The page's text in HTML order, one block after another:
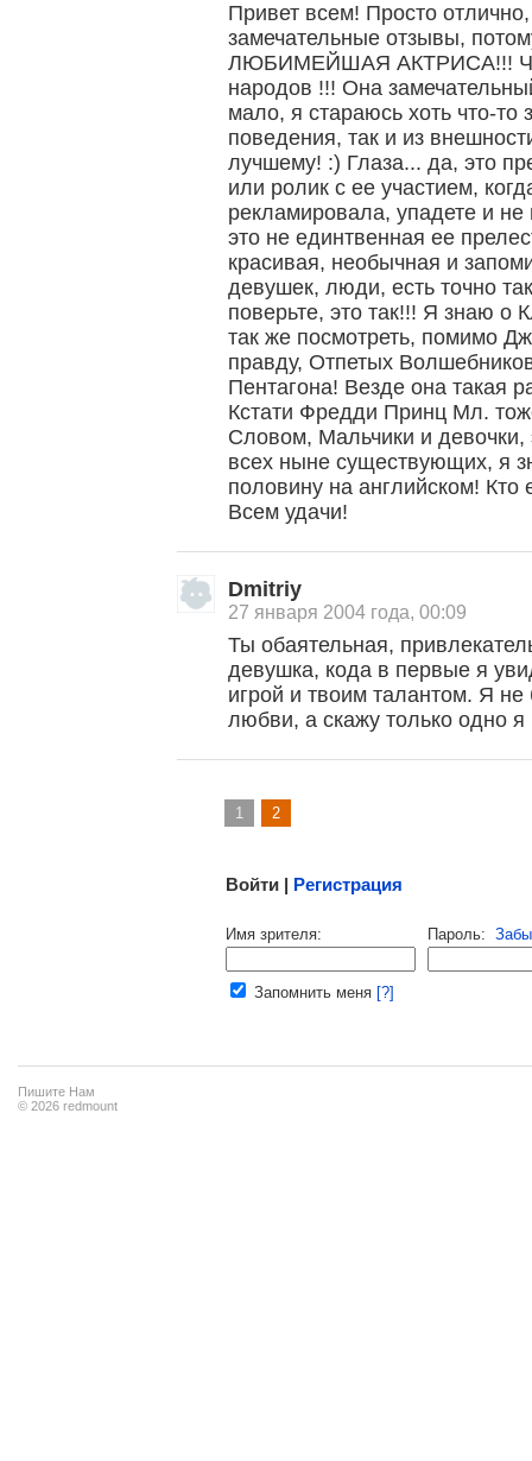
Привет всем! Просто
замечательные отзывы,
ЛЮБИМЕЙШАЯ АКТРИСА!!!
народов !!! Она
мало, я стараюсь хоть что-то
поведения, так и из
лучшему! :) Глаза... да, это
или ролик с ее участием,
рекламировала, упадете и не
это не единтвенная ее
красивая, необычная и
девушек, люди, есть точно
поверьте, это так!!! Я знаю о
так же посмотреть, помимо
правду, Отпетых
Пентагона! Везде она такая
Кстати Фредди Принц Мл.
Словом, Мальчики и
всех ныне существующих, я
половину на английском!
Всем удачи!
Dmitriy
27 января 2004 года, 00:09
Ты обаятельная,
девушка, кода в первые я
игрой и твоим талантом. Я не
любви, а скажу только одно я
1 2
, поделитесь своим мнением
Малосодержательные и грубые отзывы нещадно
Войти | Регистрация
Имя зрителя: Пароль:
Запомнить меня [?]
Пишите Нам
© 2026 redmount